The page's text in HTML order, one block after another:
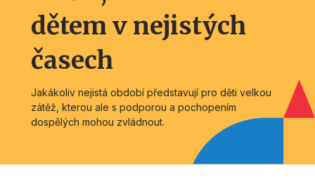
dětem v nejistých
časech
Jakákoliv nejistá období představují pro děti velkou
zátěž, kterou ale s podporou a pochopením
dospělých mohou zvládnout.